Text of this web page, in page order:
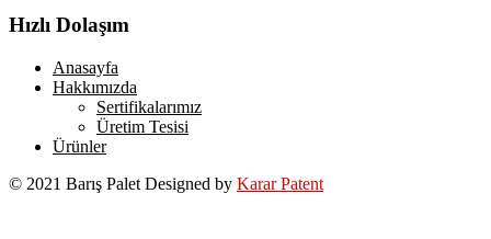
Hızlı Dolaşım
Anasayfa
Hakkımızda
Sertifikalarımız
Üretim Tesisi
Ürünler
© 2021 Barış Palet Designed by Karar Patent